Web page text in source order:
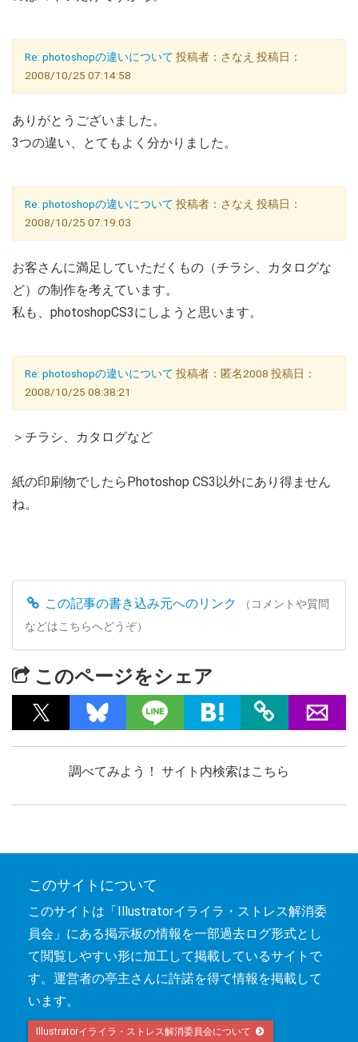
Re: photoshopの違いについて 投稿者：さなえ 投稿日：
2008/10/25 07:14:58
ありがとうございました。
3つの違い、とてもよく分かりました。
Re: photoshopの違いについて 投稿者：さなえ 投稿日：
2008/10/25 07:19:03
お客さんに満足していただくもの（チラシ、カタログな
ど）の制作を考えています。
私も、photoshopCS3にしようと思います。
Re: photoshopの違いについて 投稿者：匿名2008 投稿日：
2008/10/25 08:38:21
＞チラシ、カタログなど
紙の印刷物でしたらPhotoshop CS3以外にあり得ません
ね。
この記事の書き込み元へのリンク
（コメントや質問
などはこちらへどうぞ）
このページをシェア
調べてみよう！ サイト内検索はこちら
このサイトについて
このサイトは「Illustratorイライラ・ストレス解消委
員会」にある掲示板の情報を一部過去ログ形式とし
て閲覧しやすい形に加工して掲載しているサイトで
す。運営者の亭主さんに許諾を得て情報を掲載して
います。
Illustratorイライラ・ストレス解消委員会について